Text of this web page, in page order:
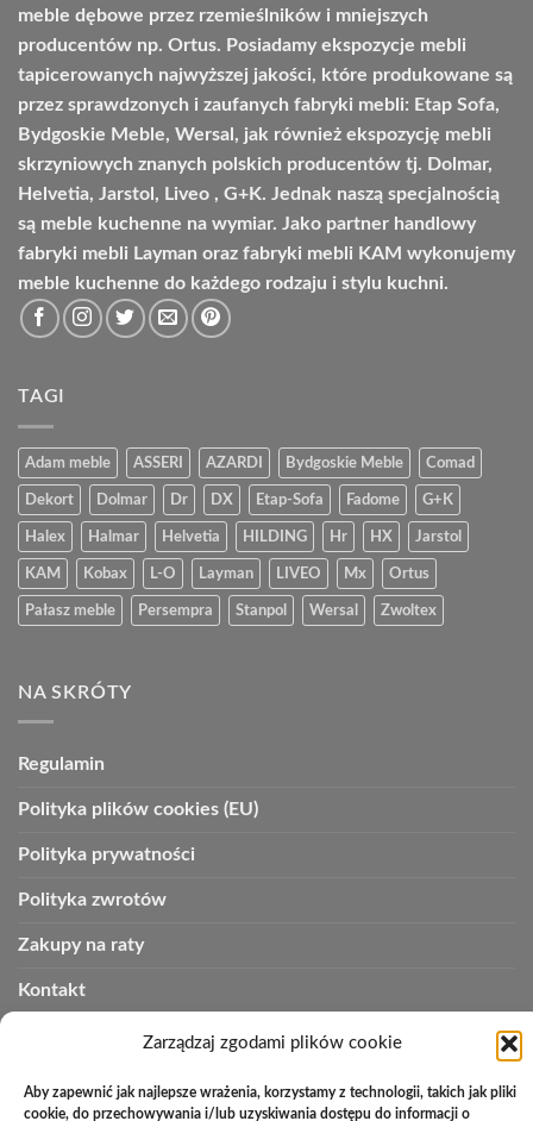
Zarządzaj zgodami plików cookie
Aby zapewnić jak najlepsze wrażenia, korzystamy z technologii, takich jak pliki
cookie, do przechowywania i/lub uzyskiwania dostępu do informacji o
meble dębowe przez rzemieślników i mniejszych
producentów np. Ortus. Posiadamy ekspozycje mebli
tapicerowanych najwyższej jakości, które produkowane są
przez sprawdzonych i zaufanych fabryki mebli: Etap Sofa,
Bydgoskie Meble, Wersal, jak również ekspozycję mebli
skrzyniowych znanych polskich producentów tj. Dolmar,
Helvetia, Jarstol, Liveo , G+K. Jednak naszą specjalnością
są meble kuchenne na wymiar. Jako partner handlowy
fabryki mebli Layman oraz fabryki mebli KAM wykonujemy
meble kuchenne do każdego rodzaju i stylu kuchni.
TAGI
Adam meble ASSERI AZARDI Bydgoskie Meble Comad
Dekort Dolmar Dr DX Etap-Sofa Fadome G+K
Halex Halmar Helvetia HILDING Hr HX Jarstol
KAM Kobax L-O Layman LIVEO Mx Ortus
Pałasz meble Persempra Stanpol Wersal Zwoltex
NA SKRÓTY
Regulamin
Polityka plików cookies (EU)
Polityka prywatności
Polityka zwrotów
Zakupy na raty
Kontakt
PayU
Cash
On
on
Bank
Transfer